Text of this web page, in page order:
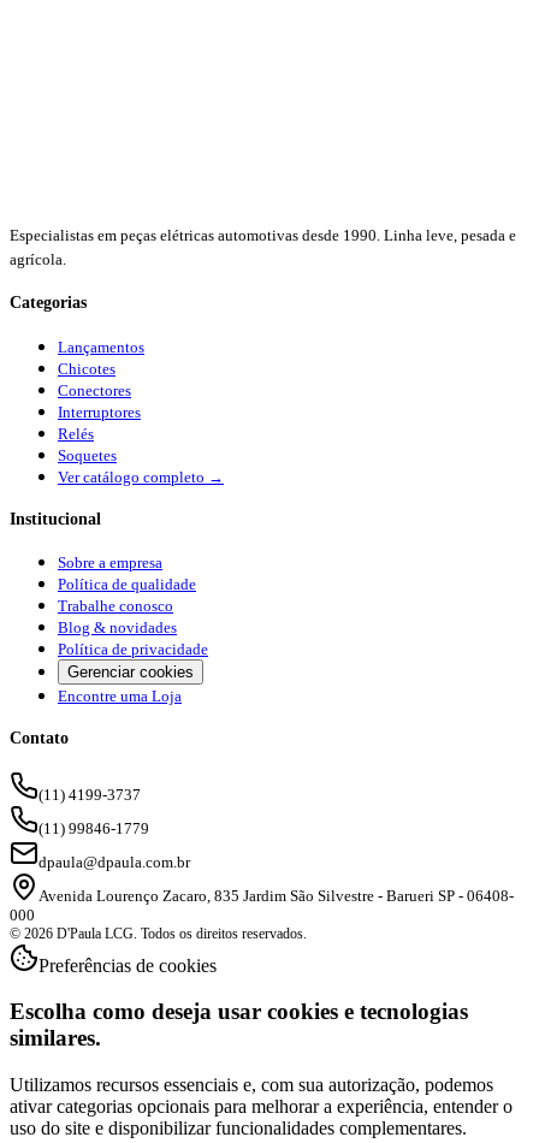
Especialistas em peças elétricas automotivas desde 1990. Linha leve, pesada e
agrícola.
Categorias
Lançamentos
Chicotes
Conectores
Interruptores
Relés
Soquetes
Ver catálogo completo →
Institucional
Sobre a empresa
Política de qualidade
Trabalhe conosco
Blog & novidades
Política de privacidade
Gerenciar cookies
Encontre uma Loja
Contato
(11) 4199-3737
(11) 99846-1779
dpaula@dpaula.com.br
Avenida Lourenço Zacaro, 835 Jardim São Silvestre - Barueri SP - 06408-
000
© 2026 D'Paula LCG. Todos os direitos reservados.
Preferências de cookies
Escolha como deseja usar cookies e tecnologias
similares.
Utilizamos recursos essenciais e, com sua autorização, podemos
ativar categorias opcionais para melhorar a experiência, entender o
uso do site e disponibilizar funcionalidades complementares.